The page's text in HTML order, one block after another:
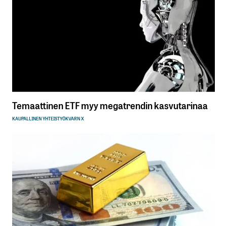
Temaattinen ETF myy megatrendin kasvutarinaa
KAUPALLINEN YHTEISTYÖKVARN X